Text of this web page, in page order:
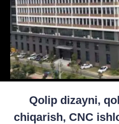
Qolip dizayni,
chiqarish, CNC